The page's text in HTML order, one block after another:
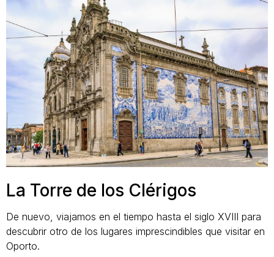
La Torre de los Clérigos
De nuevo, viajamos en el tiempo hasta el siglo XVIII para
descubrir otro de los lugares imprescindibles que visitar en
Oporto.